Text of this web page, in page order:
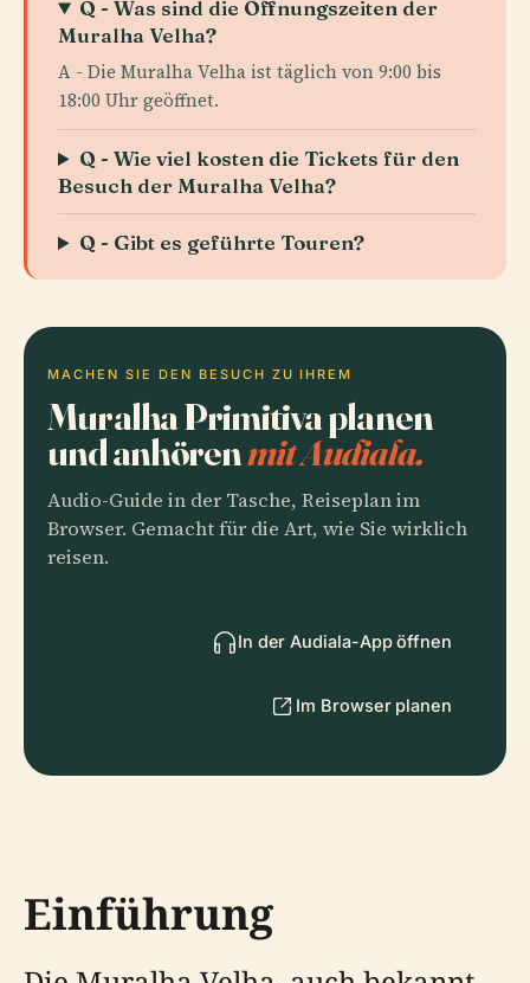
Q - Was sind die Öffnungszeiten der
Muralha Velha?
A - Die Muralha Velha ist täglich von 9:00 bis
18:00 Uhr geöffnet.
Q - Wie viel kosten die Tickets für den
Besuch der Muralha Velha?
Q - Gibt es geführte Touren?
MACHEN SIE DEN BESUCH ZU IHREM
Muralha Primitiva planen
und anhörenmit Audiala.
Audio-Guide in der Tasche, Reiseplan im
Browser. Gemacht für die Art, wie Sie wirklich
reisen.
In der Audiala-App öffnen
Im Browser planen
Einführung